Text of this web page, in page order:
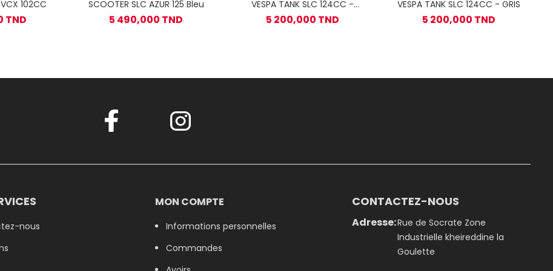
102CC
TND
SCOOTER SLC AZUR 125 Bleu
5 490,000 TND
VESPA TANK SLC 124CC -
5 200,000 TND
VESPA TANK SLC 124CC - GRIS
5 200,000 TND
nous
MON COMPTE
Informations personnelles
Commandes
CONTACTEZ-NOUS
Adresse:Rue de Socrate Zone
Industrielle kheireddine la
Goulette